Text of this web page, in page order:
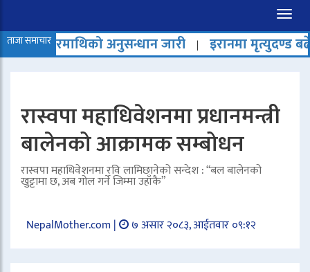
ताजा समाचार
अनुसन्धान जारी | इरानमा मृत्युदण्ड बढेको भन्दै
रास्वपा महाधिवेशनमा प्रधानमन्त्री
बालेनको आक्रामक सम्बोधन
रास्वपा महाधिवेशनमा रवि लामिछानेको सन्देश : “बल बालेनको
खुट्टामा छ, अब गोल गर्ने जिम्मा उहाँकै”
NepalMother.com | ७ असार २०८३, आईतवार ०९:१२